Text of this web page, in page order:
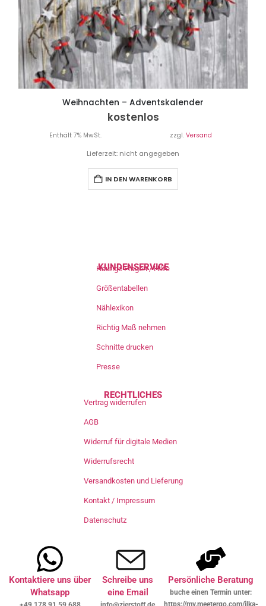
Weihnachten – Adventskalender
kostenlos
Enthält 7% MwSt. zzgl. Versand
Lieferzeit: nicht angegeben
IN DEN WARENKORB
KUNDENSERVICE
Häufige Fragen / Hilfe
Größentabellen
Nählexikon
Richtig Maß nehmen
Schnitte drucken
Presse
RECHTLICHES
Vertrag widerrufen
AGB
Widerruf für digitale Medien
Widerrufsrecht
Versandkosten und Lieferung
Kontakt / Impressum
Datenschutz
Kontaktiere uns über
Whatsapp
Schreibe uns
eine Email
Persönliche Beratung
buche einen Termin unter:
https://my.meetergo.com/ilka-